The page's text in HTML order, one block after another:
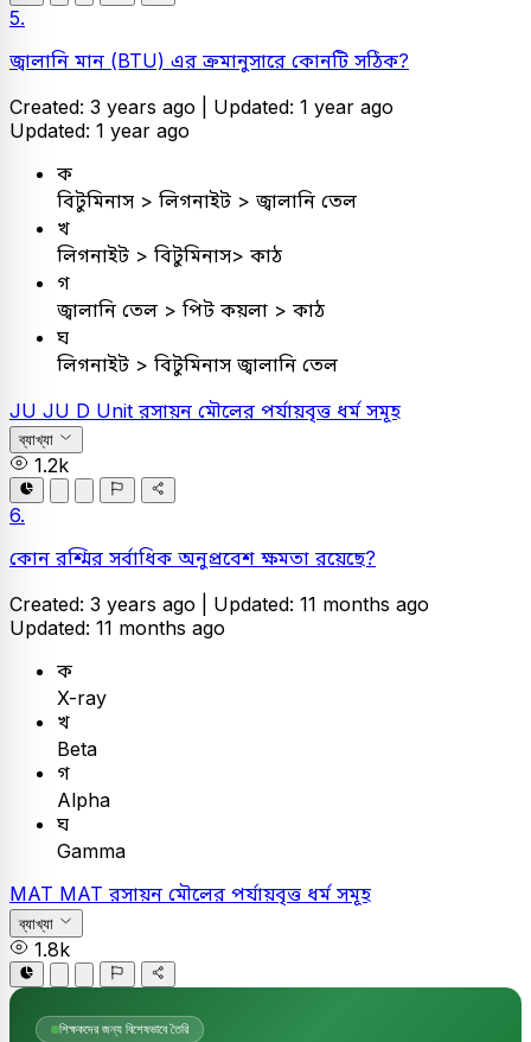
5.
জ্বালানি মান (BTU) এর ক্রমানুসারে কোনটি সঠিক?
Created: 3 years ago | Updated: 1 year ago
Updated: 1 year ago
ক
বিটুমিনাস > লিগনাইট > জ্বালানি তেল
খ
লিগনাইট > বিটুমিনাস> কাঠ
গ
জ্বালানি তেল > পিট কয়লা > কাঠ
ঘ
লিগনাইট > বিটুমিনাস জ্বালানি তেল
JU JU D Unit রসায়ন মৌলের পর্যায়বৃত্ত ধর্ম সমূহ
ব্যাখ্যা
1.2k
6.
কোন রশ্মির সর্বাধিক অনুপ্রবেশ ক্ষমতা রয়েছে?
Created: 3 years ago | Updated: 11 months ago
Updated: 11 months ago
ক
X-ray
খ
Beta
গ
Alpha
ঘ
Gamma
MAT MAT রসায়ন মৌলের পর্যায়বৃত্ত ধর্ম সমূহ
ব্যাখ্যা
1.8k
শিক্ষকদের জন্য বিশেষভাবে তৈরি